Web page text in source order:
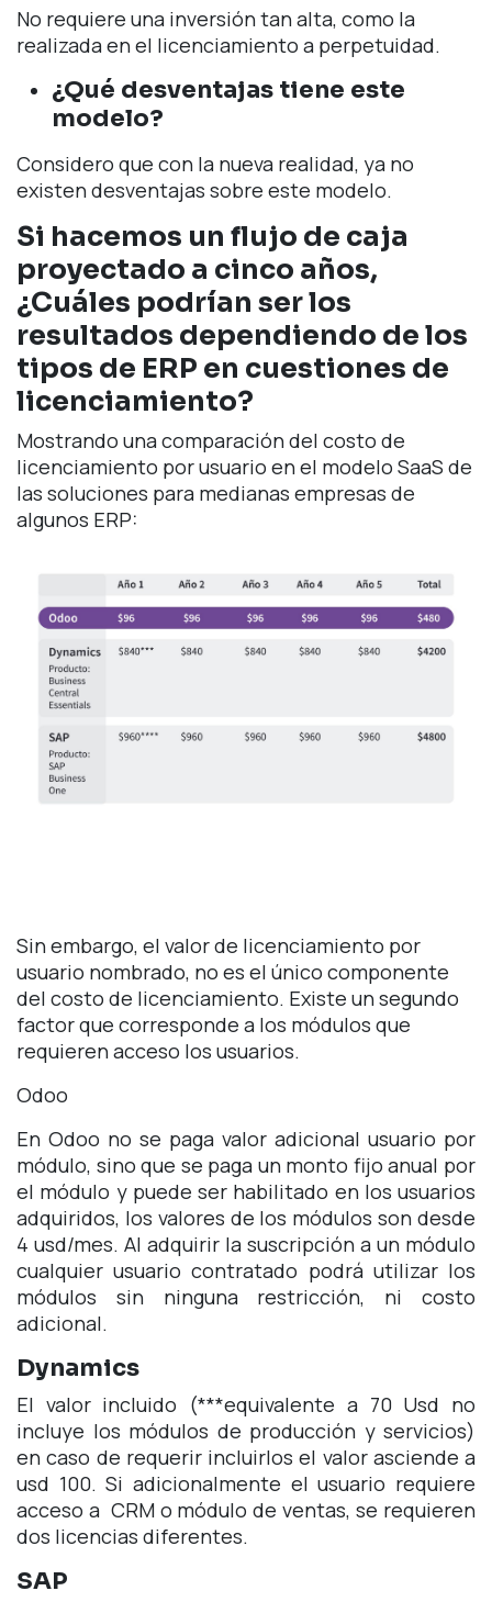
No requiere una inversión tan alta, como la
realizada en el licenciamiento a perpetuidad.
¿Qué desventajas tiene este
modelo?
Considero que con la nueva realidad, ya no
existen desventajas sobre este modelo.
Si hacemos un flujo de caja
proyectado a cinco años,
¿Cuáles podrían ser los
resultados dependiendo de los
tipos de ERP en cuestiones de
licenciamiento?
Mostrando una comparación del costo de
licenciamiento por usuario en el modelo SaaS de
las soluciones para medianas empresas de
algunos ERP:
Sin embargo, el valor de licenciamiento por
usuario nombrado, no es el único componente
del costo de licenciamiento. Existe un segundo
factor que corresponde a los módulos que
requieren acceso los usuarios.
Odoo
En Odoo no se paga valor adicional usuario por
módulo, sino que se paga un monto fijo anual por
el módulo y puede ser habilitado en los usuarios
adquiridos, los valores de los módulos son desde
4 usd/mes. Al adquirir la suscripción a un módulo
cualquier usuario contratado podrá utilizar los
módulos sin ninguna restricción, ni costo
adicional.
Dynamics
El valor incluido (***equivalente a 70 Usd no
incluye los módulos de producción y servicios)
en caso de requerir incluirlos el valor asciende a
usd 100. Si adicionalmente el usuario requiere
acceso a CRM o módulo de ventas, se requieren
dos licencias diferentes.
SAP